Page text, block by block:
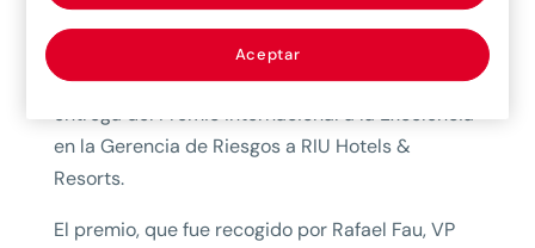
Salamanca, el presidente de MAPFRE Global
Risks, Francisco J. Marco, y Bosco Francoy, CEO
de la Unidad, realizaron la presentación y la
entrega del Premio Internacional a la Excelencia
en la Gerencia de Riesgos a RIU Hotels &
Resorts.
El premio, que fue recogido por Rafael Fau, VP
Aceptar